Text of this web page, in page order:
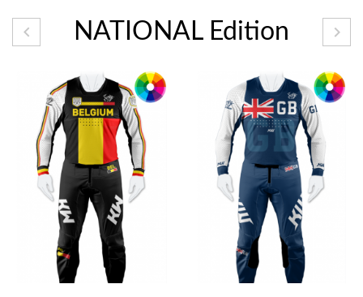
NATIONAL Edition
 